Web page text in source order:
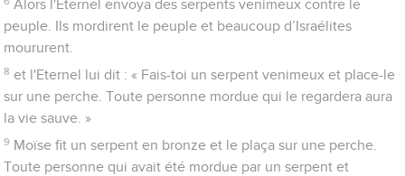
Alors l'Eternel envoya des serpents venimeux contre le
peuple. Ils mordirent le peuple et beaucoup d’Israélites
moururent.
8 et l'Eternel lui dit : « Fais-toi un serpent venimeux et place-le
sur une perche. Toute personne mordue qui le regardera aura
la vie sauve. »
9 Moïse fit un serpent en bronze et le plaça sur une perche.
Toute personne qui avait été mordue par un serpent et